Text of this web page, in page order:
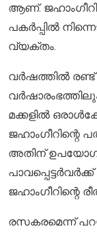
ആണ്.
പകർപ്പിൽ
വ്യക്തം.
വർഷത്തിൽ
മക്കളിൽ
ജഹാംഗീറിന്റെ
അതിന്
ജഹാംഗീറിന്റെ
രസകരമെന്ന്